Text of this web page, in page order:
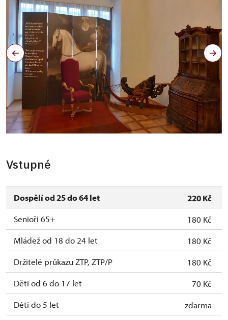
Vstupné
Dospělí od 25 do 64 let
220 Kč
Senioři 65+
180 Kč
Mládež od 18 do 24 let
180 Kč
Držitelé průkazu ZTP, ZTP/P
180 Kč
Děti od 6 do 17 let
70 Kč
Děti do 5 let
zdarma